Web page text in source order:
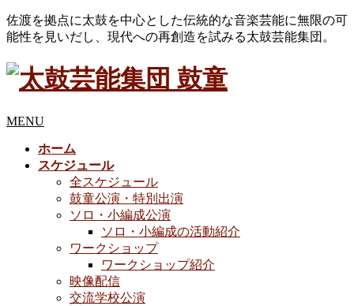
佐渡を拠点に太鼓を中心とした伝統的な音楽芸能に無限の可
能性を見いだし、現代への再創造を試みる太鼓芸能集団。
MENU
ホーム
スケジュール
全スケジュール
鼓童公演・特別出演
ソロ・小編成公演
ソロ・小編成の活動紹介
ワークショップ
ワークショップ紹介
映像配信
交流学校公演